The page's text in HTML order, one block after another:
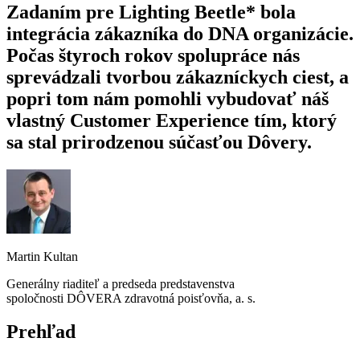
Zadaním pre Lighting Beetle* bola
integrácia zákazníka do DNA organizácie.
Počas štyroch rokov spolupráce nás
sprevádzali tvorbou zákazníckych ciest, a
popri tom nám pomohli vybudovať náš
vlastný Customer Experience tím, ktorý
sa stal prirodzenou súčasťou Dôvery.
Martin Kultan
Generálny riaditeľ a predseda predstavenstva
spoločnosti DÔVERA zdravotná poisťovňa, a. s.
Prehľad